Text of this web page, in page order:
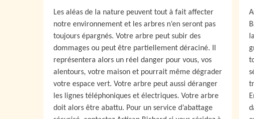
Les aléas de la nature peuvent tout à fait affecter
notre environnement et les arbres n’en seront pas
toujours épargnés. Votre arbre peut subir des
dommages ou peut être partiellement déraciné. Il
représentera alors un réel danger pour vous, vos
alentours, votre maison et pourrait même dégrader
votre espace vert. Votre arbre peut aussi déranger
les lignes téléphoniques et électriques. Votre arbre
doit alors être abattu. Pour un service d’abattage